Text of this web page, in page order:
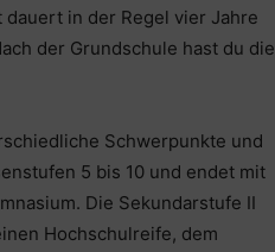
in der Regel vier Jahre
der Grundschule hast du die
Schwerpunkte und
5 bis 10 und endet mit
Die Sekundarstufe II
Hochschulreife, dem